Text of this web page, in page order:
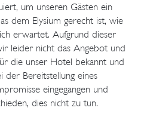
um unseren Gästen ein
dem Elysium gerecht ist, wie
erwartet. Aufgrund dieser
leider nicht das Angebot und
die unser Hotel bekannt und
der Bereitstellung eines
eingegangen und
dies nicht zu tun.